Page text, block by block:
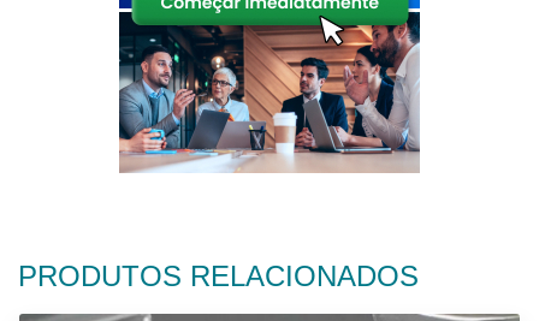
PRODUTOS RELACIONADOS